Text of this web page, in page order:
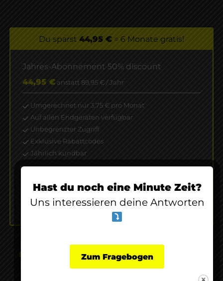
Du sparst 44,95 € = 6 Monate gratis!
Jahres-Abonnement 50% discount
44,95 € anstatt 89,95 € / Jahr
Umgerechnet nur 3,75 € pro Monat
Auf allen Endgeräten verfügbar
Unbegrenzter Zugriff
Exklusive Rabattcodes
Jährlich kündbar
* Nach einem Jahr verlängert sich das Abo automatisch
JETZT ANMELDEN
Du kennst twelve ft. PRO noch nicht? Jetzt
kennenlernen, klick hier!
Hast du noch eine Minute Zeit?
Uns interessieren deine Antworten
Zum Fragebogen